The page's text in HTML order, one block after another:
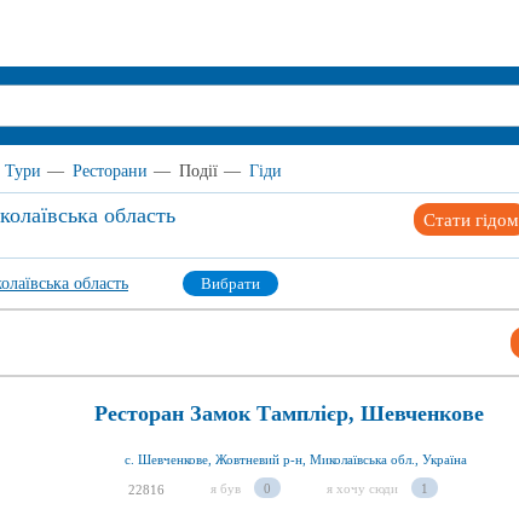
Тури — Ресторани — Події — Гіди
область Стати гідом
область Вибрати
Ресторан Замок Тамплієр, Шевченкове
с. Шевченкове, Жовтневий р-н, Миколаївська обл., Україна
22816 я був 0 я хочу сюди 1